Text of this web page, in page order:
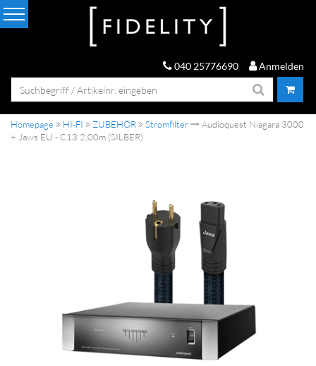
040 25776690 Anmelden
Homepage HI-FI ZUBEHÖR Stromfilter
Audioquest Niagara 3000
+ Jaws EU - C13 2,00m (SILBER)